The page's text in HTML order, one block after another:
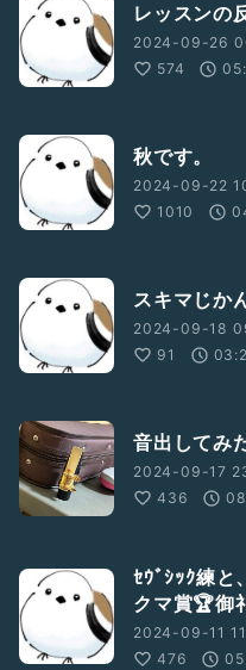
レッスンの
2024-09-26
574
秋です。
2024-09-22
1010
スキマじか
2024-09-18
91
音出してみ
2024-09-17
436
ｾｳﾞｼｯｸ練と
クマ賞🏆御
2024-09-11
476